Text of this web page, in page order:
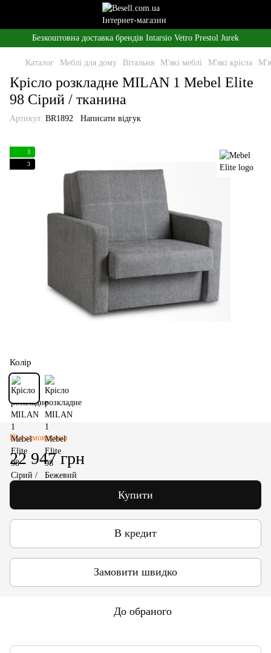
Безкоштовна доставка брендів Intarsio Vetro Prestol Jurek
Каталог Меблі для дому Вітальня М'які меблі М'які крісла
Крісло розкладне MILAN 1 Mebel Elite
98 Сірий / тканина
Артикул: BR1892 Написати відгук
3
3
Колір
Під замовлення
22 947 грн
Купити
В кредит
Замовити швидко
До обраного